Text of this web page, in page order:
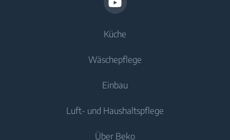
Küche
Kühlen
Gefriergeräte
Kühl-/Gefrierkombinationen
Wäschepflege
Freistehende Waschmaschinen
Waschtrockner
Einbau
Luft- und Haushaltspflege
Über Beko